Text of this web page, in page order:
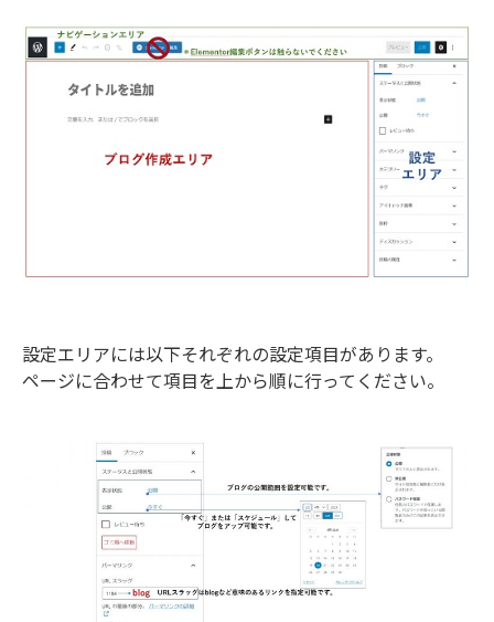
設定エリアには以下それぞれの設定項目があります。
ページに合わせて項目を上から順に行ってください。